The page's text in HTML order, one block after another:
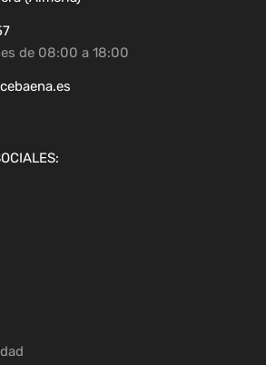
de 08:00 a 18:00